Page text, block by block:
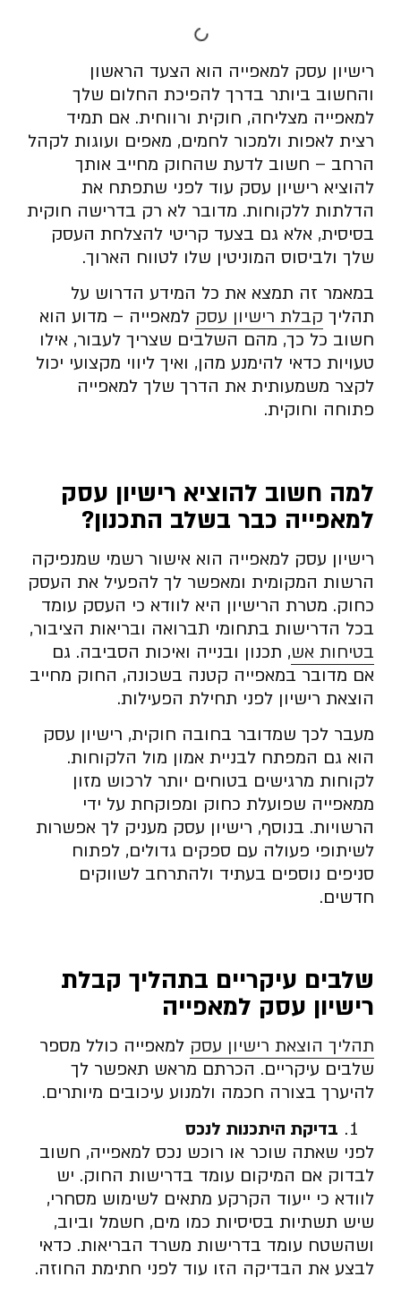
רישיון עסק למאפייה הוא הצעד הראשון
והחשוב ביותר בדרך להפיכת החלום שלך
למאפייה מצליחה, חוקית ורווחית. אם תמיד
רצית לאפות ולמכור לחמים, מאפים ועוגות לקהל
הרחב – חשוב לדעת שהחוק מחייב אותך
להוציא רישיון עסק עוד לפני שתפתח את
הדלתות ללקוחות. מדובר לא רק בדרישה חוקית
בסיסית, אלא גם בצעד קריטי להצלחת העסק
שלך ולביסוס המוניטין שלו לטווח הארוך.
במאמר זה תמצא את כל המידע הדרוש על
תהליך קבלת רישיון עסק למאפייה – מדוע הוא
חשוב כל כך, מהם השלבים שצריך לעבור, אילו
טעויות כדאי להימנע מהן, ואיך ליווי מקצועי יכול
לקצר משמעותית את הדרך שלך למאפייה
פתוחה וחוקית.
למה חשוב להוציא רישיון עסק
למאפייה כבר בשלב התכנון?
רישיון עסק למאפייה הוא אישור רשמי שמנפיקה
הרשות המקומית ומאפשר לך להפעיל את העסק
כחוק. מטרת הרישיון היא לוודא כי העסק עומד
בכל הדרישות בתחומי תברואה ובריאות הציבור,
בטיחות אש, תכנון ובנייה ואיכות הסביבה. גם
אם מדובר במאפייה קטנה בשכונה, החוק מחייב
הוצאת רישיון לפני תחילת הפעילות.
מעבר לכך שמדובר בחובה חוקית, רישיון עסק
הוא גם המפתח לבניית אמון מול הלקוחות.
לקוחות מרגישים בטוחים יותר לרכוש מזון
ממאפייה שפועלת כחוק ומפוקחת על ידי
הרשויות. בנוסף, רישיון עסק מעניק לך אפשרות
לשיתופי פעולה עם ספקים גדולים, לפתוח
סניפים נוספים בעתיד ולהתרחב לשווקים
חדשים.
שלבים עיקריים בתהליך קבלת
רישיון עסק למאפייה
תהליך הוצאת רישיון עסק למאפייה כולל מספר
שלבים עיקריים. הכרתם מראש תאפשר לך
להיערך בצורה חכמה ולמנוע עיכובים מיותרים.
בדיקת היתכנות לנכס
לפני שאתה שוכר או רוכש נכס למאפייה, חשוב
לבדוק אם המיקום עומד בדרישות החוק. יש
לוודא כי ייעוד הקרקע מתאים לשימוש מסחרי,
שיש תשתיות בסיסיות כמו מים, חשמל וביוב,
ושהשטח עומד בדרישות משרד הבריאות. כדאי
לבצע את הבדיקה הזו עוד לפני חתימת החוזה.